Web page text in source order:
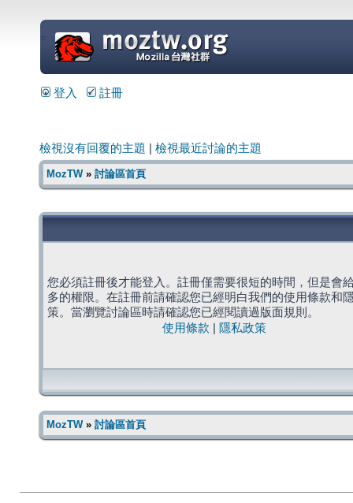
=
登入 註冊
檢視沒有回覆的主題 檢視最近討論的主題
MozTW» 討論區首頁
您必須註冊後才能登入。註冊僅需要很短的時間，但是會
多的權限。在註冊前請確認您已經明白我們的使用條款和
策。當瀏覽討論區時請確認您已經閱讀過版面規則。
使用條款
隱私政策
MozTW» 討論區首頁